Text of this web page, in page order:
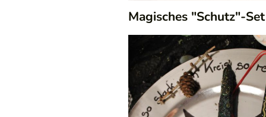
Magisches "Schutz"-Set